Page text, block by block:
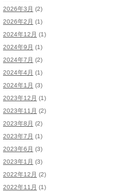
2026年3月 (2)
2026年2月 (1)
2024年12月 (1)
2024年9月 (1)
2024年7月 (2)
2024年4月 (1)
2024年1月 (3)
2023年12月 (1)
2023年11月 (2)
2023年8月 (2)
2023年7月 (1)
2023年6月 (3)
2023年1月 (3)
2022年12月 (2)
2022年11月 (1)